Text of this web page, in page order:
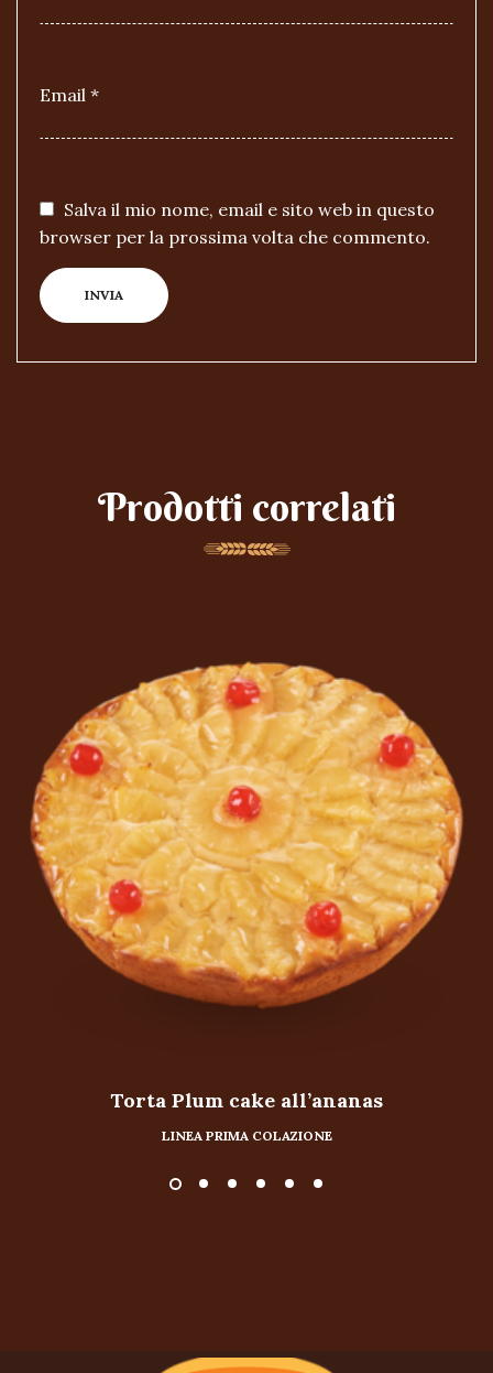
Email *
Salva il mio nome, email e sito web in questo
browser per la prossima volta che commento.
Prodotti correlati
Torta Plum cake all’ananas
LINEA PRIMA COLAZIONE